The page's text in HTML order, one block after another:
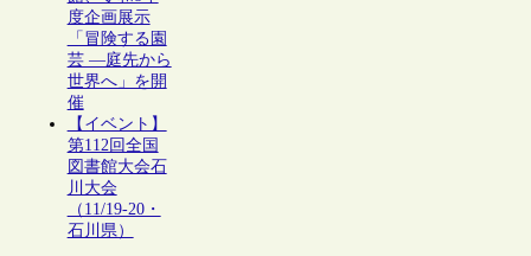
度企画展示
「冒険する園
芸 ―庭先から
世界へ」を開
催
【イベント】
第112回全国
図書館大会石
川大会
（11/19-20・
石川県）